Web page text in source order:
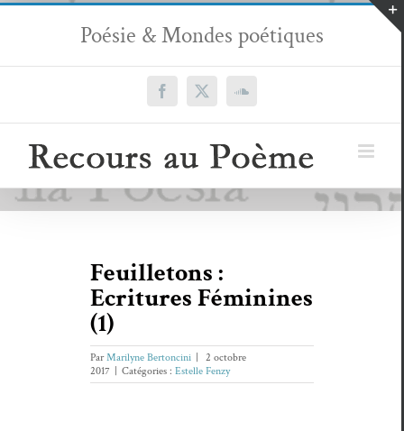
Passer
contenu
Poésie & Mondes poétiques
Facebook
X SoundCloud
Feuilletons :
Ecritures Féminines
(1)
ParMarilyne Bertoncini
2 octobre
2017
Catégories : Estelle Fenzy